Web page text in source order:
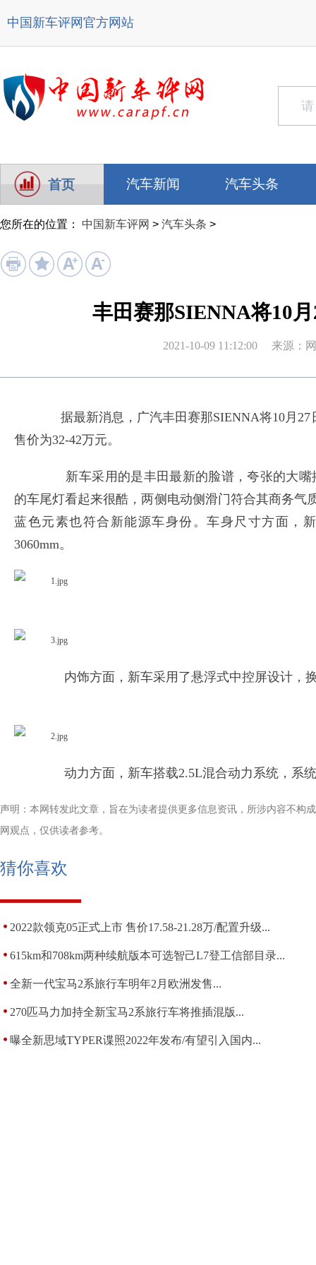
中国新车评网 官方网站
首页 汽车新闻 汽车头条
您所在的位置： 中国新车评网 > 汽车头条 >
丰田赛那SIENNA将10
2021-10-09 11:12:00 来源
据最新消息，广汽丰田赛那SIENNA将10月27
售价为32-42万元。
新车采用的是丰田最新的脸谱，夸张的大嘴
的车尾灯看起来很酷，两侧电动侧滑门符合其商务气
蓝色元素也符合新能源车身份。车身尺寸方面，新
3060mm。
内饰方面，新车采用了悬浮式中控屏设计，
动力方面，新车搭载2.5L混合动力系统，系统
声明：本网转发此文章，旨在为读者提供更多信息资讯，所涉内容不构
网观点，仅供读者参考。
猜你喜欢
2022款领克05正式上市 售价17.58-21.28万/配置升级...
615km和708km两种续航版本可选智己L7登工信部目录...
全新一代宝马2系旅行车明年2月欧洲发售...
270匹马力加持全新宝马2系旅行车将推插混版...
曝全新思域TYPER谍照2022年发布/有望引入国内...